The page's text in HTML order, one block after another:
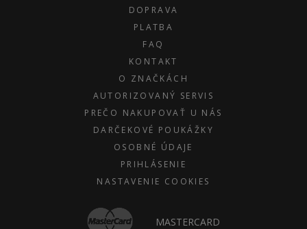
DOPRAVA
PLATBA
FAQ
KONTAKT
O ZNAČKÁCH
AUTORIZOVANÝ SERVIS
PREČO NAKUPOVAŤ U NÁS
DARČEKOVÉ POUKÁŽKY
OSOBNÉ ÚDAJE
PRIHLÁSENIE
NASTAVENIE COOKIES
MASTERCARD